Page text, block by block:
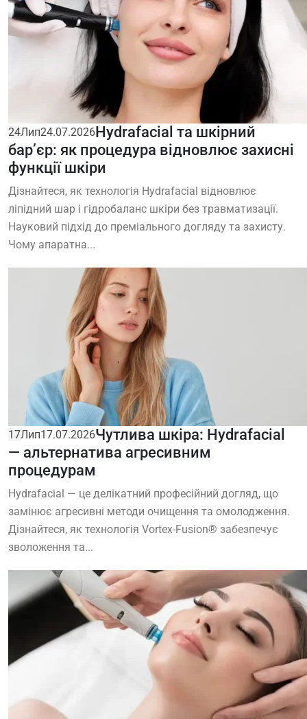
24Лип24.07.2026Hydrafacial та шкірний
бар’єр: як процедура відновлює захисні
функції шкіри
Дізнайтеся, як технологія Hydrafacial відновлює
ліпідний шар і гідробаланс шкіри без травматизації.
Науковий підхід до преміального догляду та захисту.
Чому апаратна...
17Лип17.07.2026Чутлива шкіра: Hydrafacial
— альтернатива агресивним
процедурам
Hydrafacial — це делікатний професійний догляд, що
замінює агресивні методи очищення та омолодження.
Дізнайтеся, як технологія Vortex-Fusion® забезпечує
зволоження та...